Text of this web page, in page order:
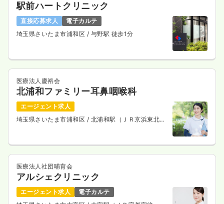
駅前ハートクリニック
直接応募求人
電子カルテ
埼玉県さいたま市浦和区 / 与野駅 徒歩1分
医療法人慶裕会
北浦和ファミリー耳鼻咽喉科
エージェント求人
埼玉県さいたま市浦和区 / 北浦和駅（ＪＲ京浜東北
医療法人社団哺育会
アルシェクリニック
エージェント求人
電子カルテ